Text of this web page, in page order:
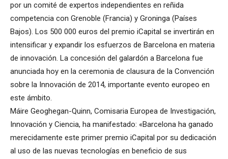
por un comité de expertos independientes en reñida
competencia con Grenoble (Francia) y Groninga (Países
Bajos). Los 500 000 euros del premio iCapital se invertirán en
intensificar y expandir los esfuerzos de Barcelona en materia
de innovación. La concesión del galardón a Barcelona fue
anunciada hoy en la ceremonia de clausura de la Convención
sobre la Innovación de 2014, importante evento europeo en
este ámbito.
Máire Geoghegan-Quinn, Comisaria Europea de Investigación,
Innovación y Ciencia, ha manifestado: «Barcelona ha ganado
merecidamente este primer premio iCapital por su dedicación
al uso de las nuevas tecnologías en beneficio de sus